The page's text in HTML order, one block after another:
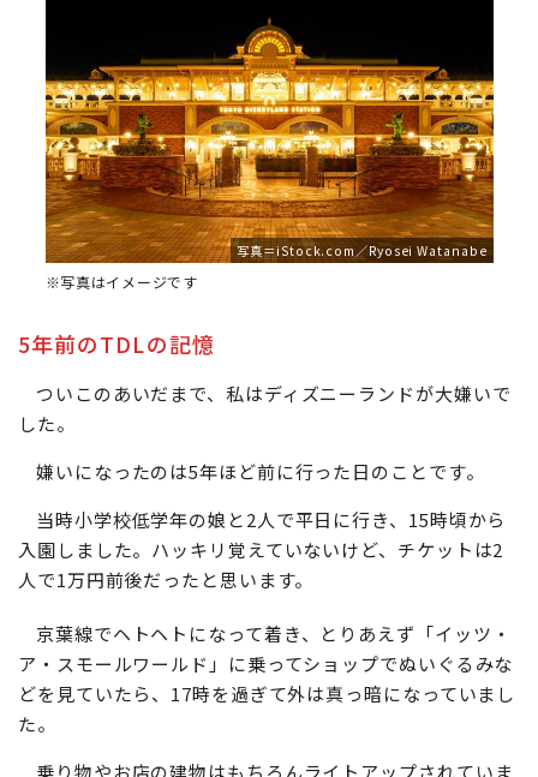
写真＝iStock.com／Ryosei Watanabe
※写真はイメージです
5年前のTDLの記憶
ついこのあいだまで、私はディズニーランドが大嫌いで
した。
嫌いになったのは5年ほど前に行った日のことです。
当時小学校低学年の娘と2人で平日に行き、15時頃から
入園しました。ハッキリ覚えていないけど、チケットは2
人で1万円前後だったと思います。
京葉線でヘトヘトになって着き、とりあえず「イッツ・
ア・スモールワールド」に乗ってショップでぬいぐるみな
どを見ていたら、17時を過ぎて外は真っ暗になっていまし